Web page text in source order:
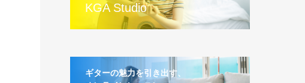
KGA Studio
ギターの魅力を引き出す、